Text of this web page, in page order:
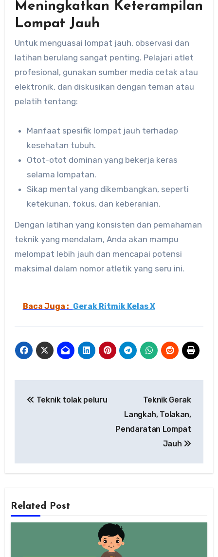
Meningkatkan Keterampilan
Lompat Jauh
Untuk menguasai lompat jauh, observasi dan
latihan berulang sangat penting. Pelajari atlet
profesional, gunakan sumber media cetak atau
elektronik, dan diskusikan dengan teman atau
pelatih tentang:
Manfaat spesifik lompat jauh terhadap
kesehatan tubuh.
Otot-otot dominan yang bekerja keras
selama lompatan.
Sikap mental yang dikembangkan, seperti
ketekunan, fokus, dan keberanian.
Dengan latihan yang konsisten dan pemahaman
teknik yang mendalam, Anda akan mampu
melompat lebih jauh dan mencapai potensi
maksimal dalam nomor atletik yang seru ini.
Baca Juga : Gerak Ritmik Kelas X
Teknik tolak peluru
Teknik Gerak
Langkah, Tolakan,
Pendaratan Lompat
Jauh
Related Post